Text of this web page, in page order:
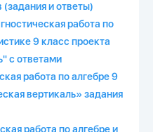
(задания и ответы)
работа по
9 класс проекта
с ответами
работа по алгебре 9
вертикаль» задания
работа по алгебре и